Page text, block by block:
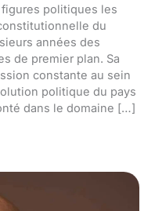
figures politiques les
du
années des
de premier plan. Sa
constante au sein
politique du pays
dans le domaine […]